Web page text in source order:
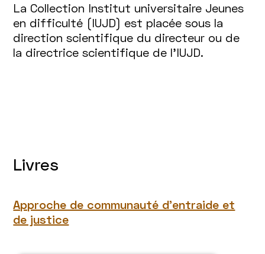
La Collection Institut universitaire Jeunes
en difficulté (IUJD) est placée sous la
direction scientifique du directeur ou de
la directrice scientifique de l'IUJD.
Livres
Approche de communauté d'entraide et
de justice